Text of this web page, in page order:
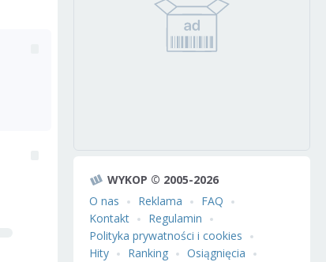
WYKOP © 2005-2026
O nas
Reklama
FAQ
Kontakt
Regulamin
Polityka prywatności i cookies
Hity
Ranking
Osiągnięcia